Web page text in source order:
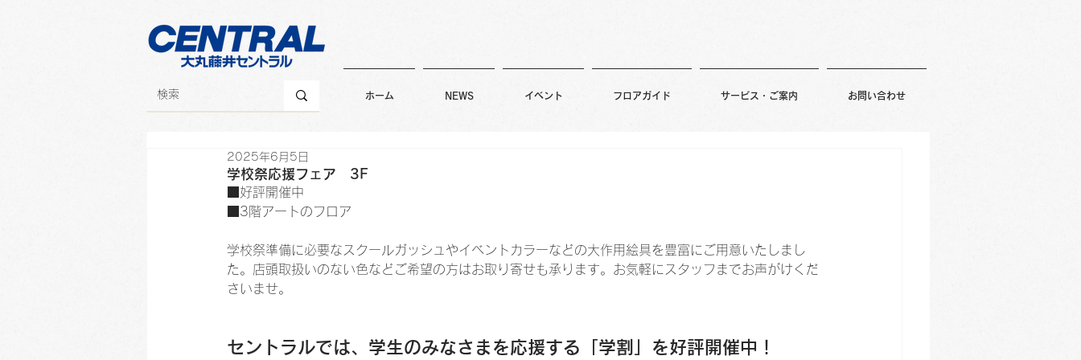
ホーム NEWS イベント フロアガイド サービス・ご案内 お問い合わせ
学校祭応援フェア 3F
2025年6月5日
■好評開催中
■3階アートのフロア
学校祭準備に必要なスクールガッシュやイベントカラーなどの大作用絵具を豊富にご用意いたしまし
た。店頭取扱いのない色などご希望の方はお取り寄せも承ります。お気軽にスタッフまでお声がけくだ
さいませ。
セントラルでは、学生のみなさまを応援する「学割」を好評開催中！